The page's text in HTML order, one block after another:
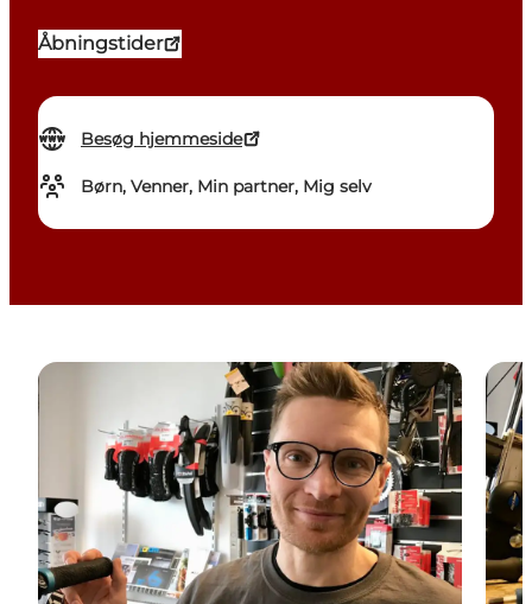
Åbningstider
Besøg hjemmeside
Børn, Venner, Min partner, Mig selv